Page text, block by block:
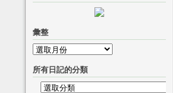
彙整
彙
整
所有日記的分類
所